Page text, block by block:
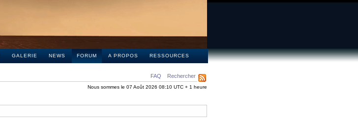
GALERIE NEWS FORUM A PROPOS RESSOURCES
FAQ Rechercher
Nous sommes le 07 Août 2026 08:10 UTC + 1 heure